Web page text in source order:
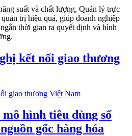
suất và chất lượng, Quản lý trực
trị hiệu quả, giúp doanh nghiệp
thời gian ra quyết định và hình
kết nối giao thương
hình tiêu dùng số
gốc hàng hóa